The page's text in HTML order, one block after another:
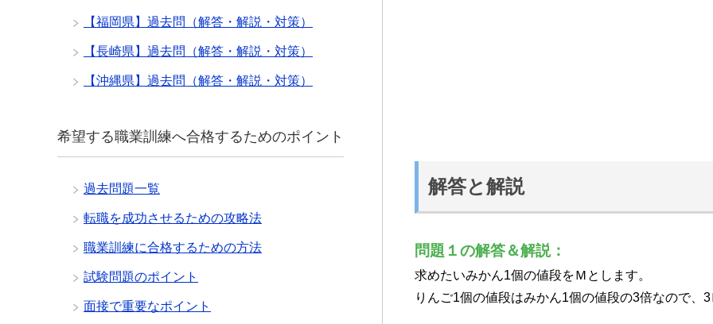
解答と解説
問題１の解答＆解説：
求めたいみかん1個の値段をＭとします。
りんご1個の値段はみかん1個の値段の3倍なので、3
【福岡県】過去問（解答・解説・対策）
【長崎県】過去問（解答・解説・対策）
【沖縄県】過去問（解答・解説・対策）
希望する職業訓練へ合格するためのポイント
過去問題一覧
転職を成功させるための攻略法
職業訓練に合格するための方法
試験問題のポイント
面接で重要なポイント